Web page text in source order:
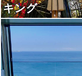
キング